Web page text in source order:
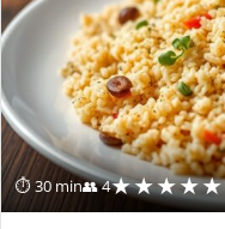
⏱ 30 min👥 4★★★★★